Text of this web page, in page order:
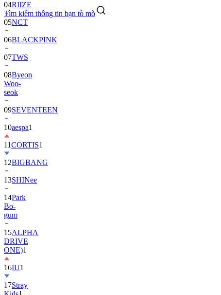
Tìm kiếm thông tin bạn tò mò
04RIIZE
05NCT
06BLACKPINK
07TWS
08Byeon
Woo-
seok
09SEVENTEEN
10aespa1
11CORTIS1
12BIGBANG
13SHINee
14Park
Bo-
gum
15ALPHA
DRIVE
ONE)1
16IU1
17Stray